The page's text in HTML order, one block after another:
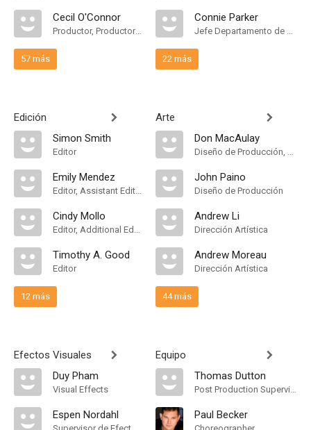
Cecil O'Connor
Productor, Productor Ejecutivo, Unidad de Producción
57 más
Edición
Simon Smith
Editor
Emily Mendez
Editor, Assistant Editor
Cindy Mollo
Editor, Additional Editing
Timothy A. Good
Editor
12 más
Efectos Visuales
Duy Pham
Visual Effects
Espen Nordahl
Connie Parker
Jefe Departamento de Maquillaje
22 más
Arte
Don MacAulay
Diseño de Producción, Supervising Art Director
John Paino
Diseño de Producción
Andrew Li
Dirección Artística
Andrew Moreau
Dirección Artística
44 más
Equipo
Thomas Dutton
Post Production Supervisor
Paul Becker